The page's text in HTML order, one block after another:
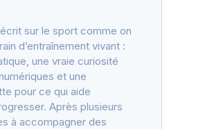
sur le sport comme on
d’entraînement vivant :
une vraie curiosité
et une
pour ce qui aide
Après plusieurs
à accompagner des